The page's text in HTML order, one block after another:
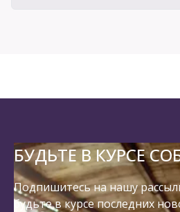
БУДЬТЕ В КУРСЕ
Подпишитесь на нашу
будьте в курсе последних